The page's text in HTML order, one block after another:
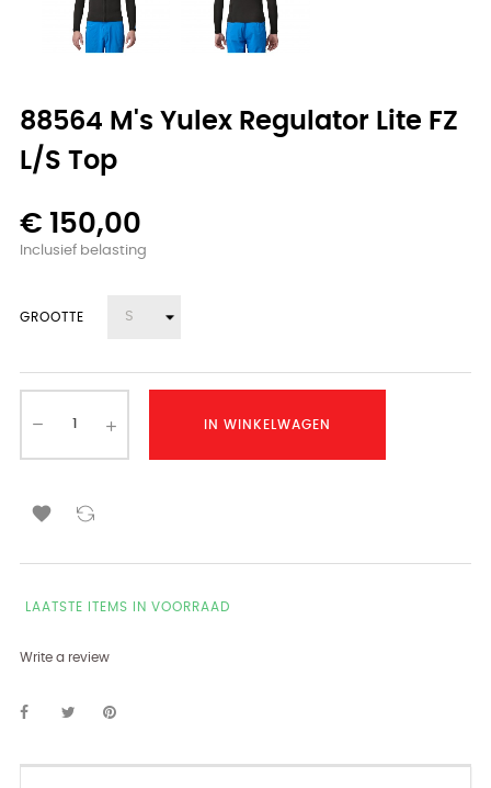
88564 M's Yulex Regulator Lite FZ
L/S Top
€ 150,00
Inclusief belasting
GROOTTE
IN WINKELWAGEN

LAATSTE ITEMS IN VOORRAAD
Write a review